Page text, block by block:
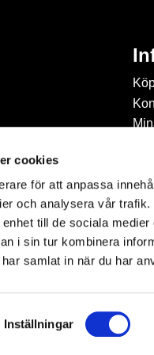
cookies
för att anpassa
och analysera vår
till de sociala
i sin tur kombinera
samlat in när du har
Inställningar